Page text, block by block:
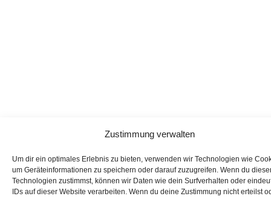
Zustimmung verwalten
Um dir ein optimales Erlebnis zu bieten, verwenden wir Technologien wie
um Geräteinformationen zu speichern oder darauf zuzugreifen. Wenn du
Technologien zustimmst, können wir Daten wie dein Surfverhalten oder
IDs auf dieser Website verarbeiten. Wenn du deine Zustimmung nicht erteilst